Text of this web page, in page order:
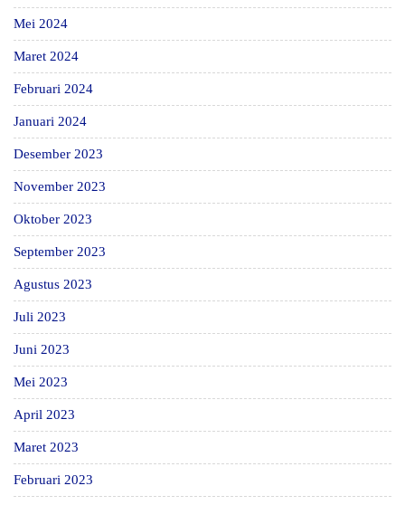
Mei 2024
Maret 2024
Februari 2024
Januari 2024
Desember 2023
November 2023
Oktober 2023
September 2023
Agustus 2023
Juli 2023
Juni 2023
Mei 2023
April 2023
Maret 2023
Februari 2023